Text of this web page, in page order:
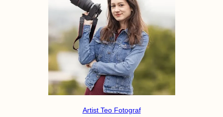
Artist Teo Fotograf